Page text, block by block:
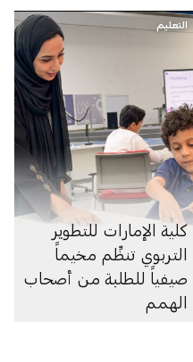
التعليم
كلية الإمارات للتطوير
التربوي تنظِّم مخيماً
صيفياً للطلبة من أصحاب
الهمم